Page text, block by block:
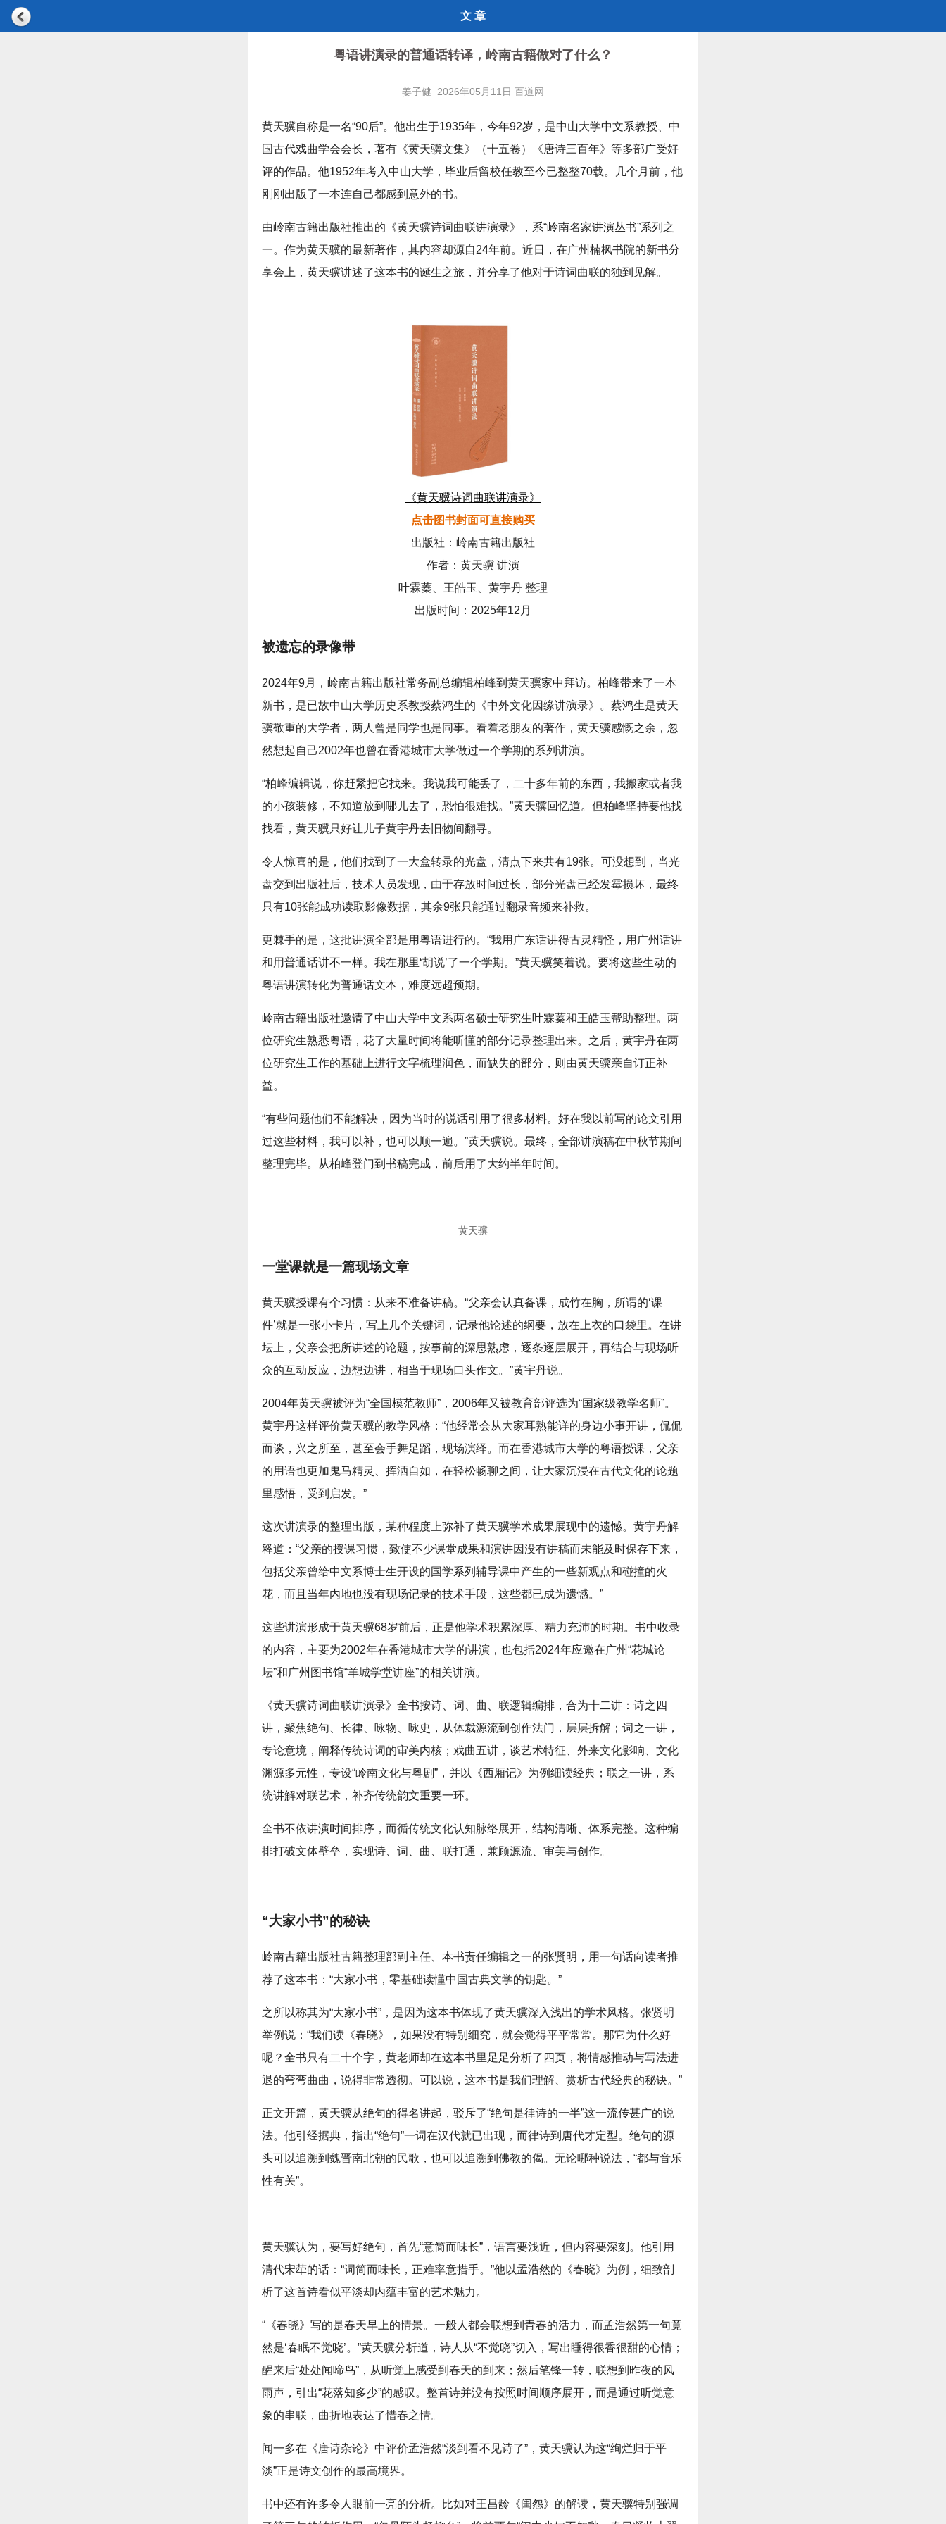
文 章
粤语讲演录的普通话转译，岭南古籍做对了什么？
姜子健 2026年05月11日 百道网
黄天骥自称是一名“90后”。他出生于1935年，今年92岁，是中山大学中文系教授、中
国古代戏曲学会会长，著有《黄天骥文集》（十五卷）《唐诗三百年》等多部广受好
评的作品。他1952年考入中山大学，毕业后留校任教至今已整整70载。几个月前，他
刚刚出版了一本连自己都感到意外的书。
由岭南古籍出版社推出的《黄天骥诗词曲联讲演录》，系“岭南名家讲演丛书”系列之
一。作为黄天骥的最新著作，其内容却源自24年前。近日，在广州楠枫书院的新书分
享会上，黄天骥讲述了这本书的诞生之旅，并分享了他对于诗词曲联的独到见解。
《黄天骥诗词曲联讲演录》
点击图书封面可直接购买
出版社：岭南古籍出版社
作者：黄天骥 讲演
叶霖蓁、王皓玉、黄宇丹 整理
出版时间：2025年12月
被遗忘的录像带
2024年9月，岭南古籍出版社常务副总编辑柏峰到黄天骥家中拜访。柏峰带来了一本
新书，是已故中山大学历史系教授蔡鸿生的《中外文化因缘讲演录》。蔡鸿生是黄天
骥敬重的大学者，两人曾是同学也是同事。看着老朋友的著作，黄天骥感慨之余，忽
然想起自己2002年也曾在香港城市大学做过一个学期的系列讲演。
“柏峰编辑说，你赶紧把它找来。我说我可能丢了，二十多年前的东西，我搬家或者我
的小孩装修，不知道放到哪儿去了，恐怕很难找。”黄天骥回忆道。但柏峰坚持要他找
找看，黄天骥只好让儿子黄宇丹去旧物间翻寻。
令人惊喜的是，他们找到了一大盒转录的光盘，清点下来共有19张。可没想到，当光
盘交到出版社后，技术人员发现，由于存放时间过长，部分光盘已经发霉损坏，最终
只有10张能成功读取影像数据，其余9张只能通过翻录音频来补救。
更棘手的是，这批讲演全部是用粤语进行的。“我用广东话讲得古灵精怪，用广州话讲
和用普通话讲不一样。我在那里‘胡说’了一个学期。”黄天骥笑着说。要将这些生动的
粤语讲演转化为普通话文本，难度远超预期。
岭南古籍出版社邀请了中山大学中文系两名硕士研究生叶霖蓁和王皓玉帮助整理。两
位研究生熟悉粤语，花了大量时间将能听懂的部分记录整理出来。之后，黄宇丹在两
位研究生工作的基础上进行文字梳理润色，而缺失的部分，则由黄天骥亲自订正补
益。
“有些问题他们不能解决，因为当时的说话引用了很多材料。好在我以前写的论文引用
过这些材料，我可以补，也可以顺一遍。”黄天骥说。最终，全部讲演稿在中秋节期间
整理完毕。从柏峰登门到书稿完成，前后用了大约半年时间。
黄天骥
一堂课就是一篇现场文章
黄天骥授课有个习惯：从来不准备讲稿。“父亲会认真备课，成竹在胸，所谓的‘课
件’就是一张小卡片，写上几个关键词，记录他论述的纲要，放在上衣的口袋里。在讲
坛上，父亲会把所讲述的论题，按事前的深思熟虑，逐条逐层展开，再结合与现场听
众的互动反应，边想边讲，相当于现场口头作文。”黄宇丹说。
2004年黄天骥被评为“全国模范教师”，2006年又被教育部评选为“国家级教学名师”。
黄宇丹这样评价黄天骥的教学风格：“他经常会从大家耳熟能详的身边小事开讲，侃侃
而谈，兴之所至，甚至会手舞足蹈，现场演绎。而在香港城市大学的粤语授课，父亲
的用语也更加鬼马精灵、挥洒自如，在轻松畅聊之间，让大家沉浸在古代文化的论题
里感悟，受到启发。”
这次讲演录的整理出版，某种程度上弥补了黄天骥学术成果展现中的遗憾。黄宇丹解
释道：“父亲的授课习惯，致使不少课堂成果和演讲因没有讲稿而未能及时保存下来，
包括父亲曾给中文系博士生开设的国学系列辅导课中产生的一些新观点和碰撞的火
花，而且当年内地也没有现场记录的技术手段，这些都已成为遗憾。”
这些讲演形成于黄天骥68岁前后，正是他学术积累深厚、精力充沛的时期。书中收录
的内容，主要为2002年在香港城市大学的讲演，也包括2024年应邀在广州“花城论
坛”和广州图书馆“羊城学堂讲座”的相关讲演。
《黄天骥诗词曲联讲演录》全书按诗、词、曲、联逻辑编排，合为十二讲：诗之四
讲，聚焦绝句、长律、咏物、咏史，从体裁源流到创作法门，层层拆解；词之一讲，
专论意境，阐释传统诗词的审美内核；戏曲五讲，谈艺术特征、外来文化影响、文化
渊源多元性，专设“岭南文化与粤剧”，并以《西厢记》为例细读经典；联之一讲，系
统讲解对联艺术，补齐传统韵文重要一环。
全书不依讲演时间排序，而循传统文化认知脉络展开，结构清晰、体系完整。这种编
排打破文体壁垒，实现诗、词、曲、联打通，兼顾源流、审美与创作。
“大家小书”的秘诀
岭南古籍出版社古籍整理部副主任、本书责任编辑之一的张贤明，用一句话向读者推
荐了这本书：“大家小书，零基础读懂中国古典文学的钥匙。”
之所以称其为“大家小书”，是因为这本书体现了黄天骥深入浅出的学术风格。张贤明
举例说：“我们读《春晓》，如果没有特别细究，就会觉得平平常常。那它为什么好
呢？全书只有二十个字，黄老师却在这本书里足足分析了四页，将情感推动与写法进
退的弯弯曲曲，说得非常透彻。可以说，这本书是我们理解、赏析古代经典的秘诀。”
正文开篇，黄天骥从绝句的得名讲起，驳斥了“绝句是律诗的一半”这一流传甚广的说
法。他引经据典，指出“绝句”一词在汉代就已出现，而律诗到唐代才定型。绝句的源
头可以追溯到魏晋南北朝的民歌，也可以追溯到佛教的偈。无论哪种说法，“都与音乐
性有关”。
黄天骥认为，要写好绝句，首先“意简而味长”，语言要浅近，但内容要深刻。他引用
清代宋荦的话：“词简而味长，正难率意措手。”他以孟浩然的《春晓》为例，细致剖
析了这首诗看似平淡却内蕴丰富的艺术魅力。
“《春晓》写的是春天早上的情景。一般人都会联想到青春的活力，而孟浩然第一句竟
然是‘春眠不觉晓’。”黄天骥分析道，诗人从“不觉晓”切入，写出睡得很香很甜的心情；
醒来后“处处闻啼鸟”，从听觉上感受到春天的到来；然后笔锋一转，联想到昨夜的风
雨声，引出“花落知多少”的感叹。整首诗并没有按照时间顺序展开，而是通过听觉意
象的串联，曲折地表达了惜春之情。
闻一多在《唐诗杂论》中评价孟浩然“淡到看不见诗了”，黄天骥认为这“绚烂归于平
淡”正是诗文创作的最高境界。
书中还有许多令人眼前一亮的分析。比如对王昌龄《闺怨》的解读，黄天骥特别强调